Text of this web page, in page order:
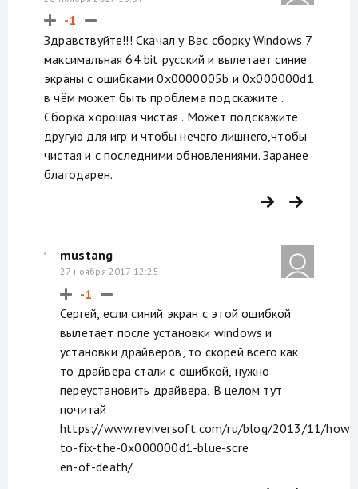
-1
Здравствуйте!!! Скачал у Вас сборку Windows 7
максимальная 64 bit русский и вылетает синие
экраны с ошибками 0x0000005b и 0x000000d1
в чём может быть проблема подскажите .
Сборка хорошая чистая . Может подскажите
другую для игр и чтобы нечего лишнего,чтобы
чистая и с последними обновлениями. Заранее
благодарен.
mustang
27 ноября 2017 12:25
-1
Сергей, если синий экран с этой ошибкой
вылетает после установки windows и
установки драйверов, то скорей всего как
то драйвера стали с ошибкой, нужно
переустановить драйвера, В целом тут
почитай
https://www.reviversoft.com/ru/blog/2013/11/how-
to-fix-the-0x000000d1-blue-scre
en-of-death/